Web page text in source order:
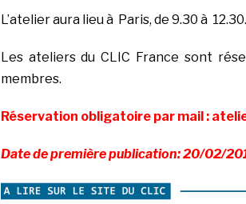
L’atelier aura lieu à Paris, de 9.30 à 12.30.
Les ateliers du CLIC France sont
membres.
Réservation obligatoire par mail :
Date de première publication: 20/02/